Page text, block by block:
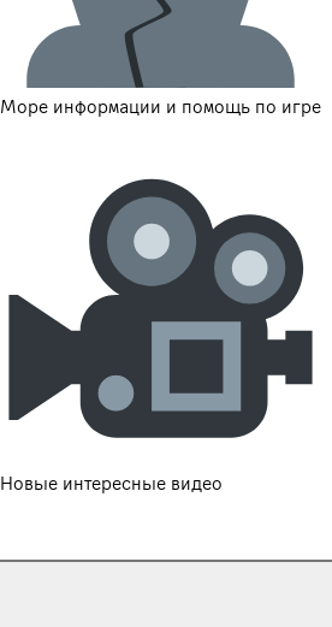
Море информации и помощь по игре
Новые интересные видео